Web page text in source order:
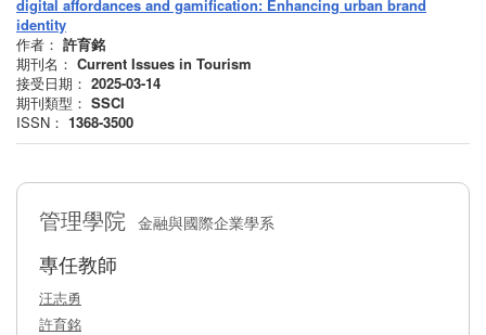
digital affordances and gamification: Enhancing urban brand
identity
作者： 許育銘
期刊名： Current Issues in Tourism
接受日期： 2025-03-14
期刊類型： SSCI
ISSN： 1368-3500
管理學院 金融與國際企業學系
專任教師
汪志勇
許育銘